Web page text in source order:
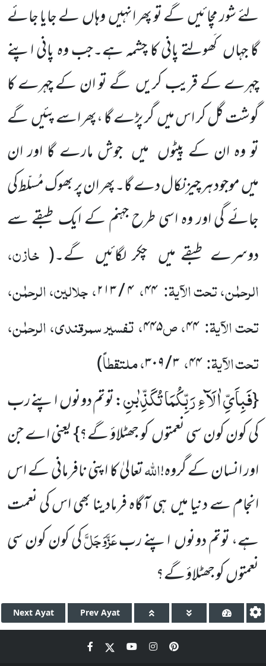
لئے شور مچائیں گے تو پھر انہیں وہاں لے جایا جائے
گا جہاں کَھولتے پانی کا چشمہ ہے۔جب وہ پانی اپنے
چہرے کے قریب کریں گے تو ان کے چہرے کا
گوشت گل کر اس میں گر پڑے گا ،پھر اسے پئیں گے
تو وہ ان کے پیٹوں میں جوش مارے گا اور ان
میں موجود ہر چیز نکال دے گا۔پھر ان پر بھوک مُسلّط کی
جائے گی اور وہ اسی طرح جہنم کے ایک طبقے سے
دوسرے طبقے میں چکر لگائیں گے۔( خازن،
الرحمٰن، تحت الآیۃ: ۴۴، ۴ / ۲۱۳
، جلالین، الرحمٰن،
تحت الآیۃ: ۴۴، ص۴۴۵، تفسیر سمرقندی، الرحمٰن،
تحت الآیۃ:۴۴،۳ / ۳۰۹ ، ملتقطاً)
{فَبِاَیِّ اٰلَآءِ رَبِّكُمَا تُكَذِّبٰنِ: توتم دونوں اپنے رب
کی کون کون سی نعمتوں کو جھٹلاؤ گے؟} یعنی اے جن
اور انسان کے گروہ!اللہتعالیٰ کا اپنی نافرمانی کے اس
انجام سے دنیا میں ہی آگاہ فرمادینا بھی اس کی نعمت
ہے، توتم دونوں اپنے ربعَزَّوَجَلَّکی کون کون سی
نعمتوں کو جھٹلاؤ گے؟
Next Ayat Prev Ayat